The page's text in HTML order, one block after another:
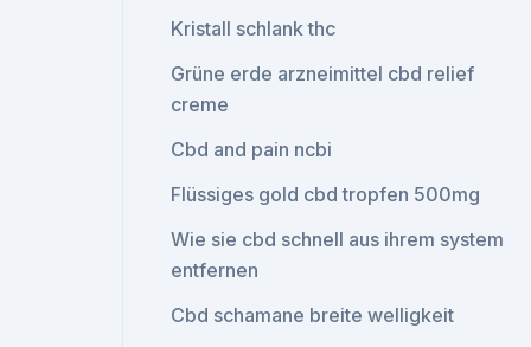
Kristall schlank thc
Grüne erde arzneimittel cbd relief
creme
Cbd and pain ncbi
Flüssiges gold cbd tropfen 500mg
Wie sie cbd schnell aus ihrem system
entfernen
Cbd schamane breite welligkeit